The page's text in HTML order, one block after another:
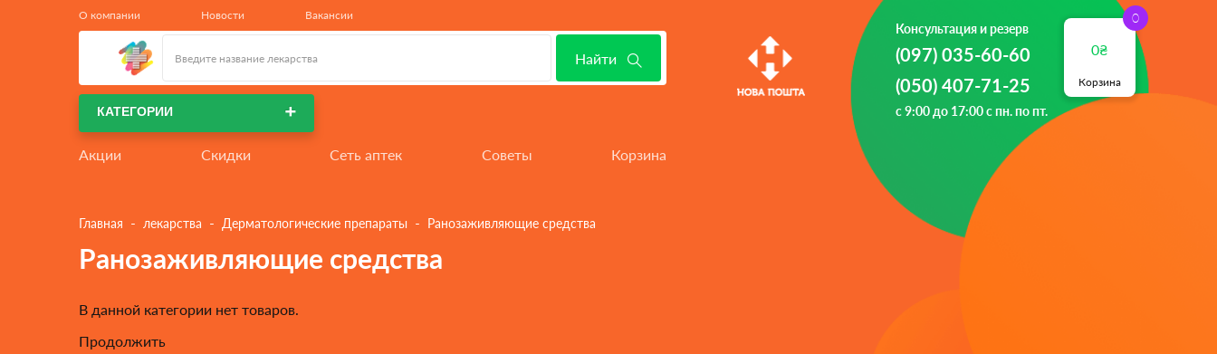
с 9:00 до 17:00 с пн. по пт.
Консультация и резерв
(097) 035-60-60
(050) 407-71-25
₴
Корзина
Найти
КАТЕГОРИИ
Главная - лекарства - Дерматологические препараты - Ранозаживляющие средства
Ранозаживляющие средства
В данной категории нет товаров.
Продолжить